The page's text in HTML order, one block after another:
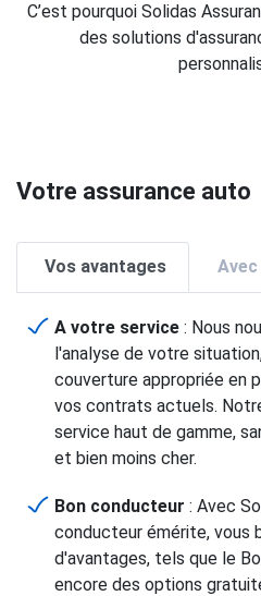
C’est pourquoi Solidas
des solutions
Votre assurance auto
Vos avantages
A votre service : Nous
l'analyse de votre
couverture appropriée en
vos contrats actuels.
service haut de gamme,
et bien moins cher.
Bon conducteur : Avec
conducteur émérite, vous
d'avantages, tels que le
encore des options